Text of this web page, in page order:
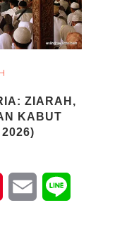
ZIARAH,
KABUT
PinterestEmail